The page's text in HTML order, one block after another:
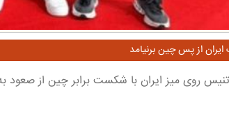
از پس چین برنیامد
روی میز ایران با شکست برابر چین از صعود به